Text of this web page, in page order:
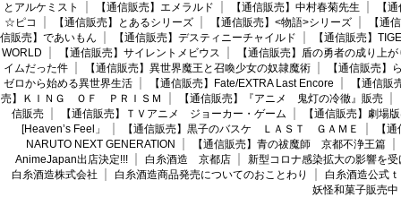
とアルケミスト
【通信販売】エメラルド 【通信販売】中村春菊先生
【
☆ピコ
【通信販売】とあるシリーズ 【通信販売】<物語>シリーズ
【通
信販売】であいもん
【通信販売】デスティニーチャイルド
【通信販売】
WORLD
【通信販売】サイレントメビウス
【通信販売】盾の勇者の成り上が
イムだった件
【通信販売】異世界魔王と召喚少女の奴隷魔術
【通信販売】
ゼロから始める異世界生活
【通信販売】Fate/EXTRA Last Encore
【通信
売】ＫＩＮＧ ＯＦ ＰＲＩＳＭ
【通信販売】『アニメ 鬼灯の冷徹』販売
信販売
【通信販売】ＴＶアニメ ジョーカー・ゲーム
【通信販売】劇場
[Heaven’s Feel」
【通信販売】黒子のバスケ ＬＡＳＴ ＧＡＭＥ
【
NARUTO NEXT GENERATION
【通信販売】青の祓魔師 京都不浄王篇
AnimeJapan出店決定!!!
白糸酒造 京都店
新型コロナ感染拡大の影響を
白糸酒造株式会社
白糸酒造商品発売についてのおことわり
白糸酒造公式
妖怪和菓子販売中